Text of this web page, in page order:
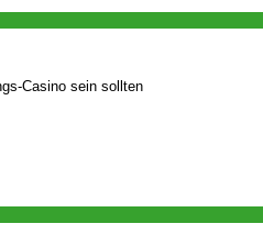
sein sollten